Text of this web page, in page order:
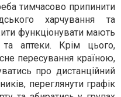
тимчасово припинити
харчування та
функціонувати мають
та аптеки. Крім цього,
пересування країною,
про дистанційний
переглянути графік